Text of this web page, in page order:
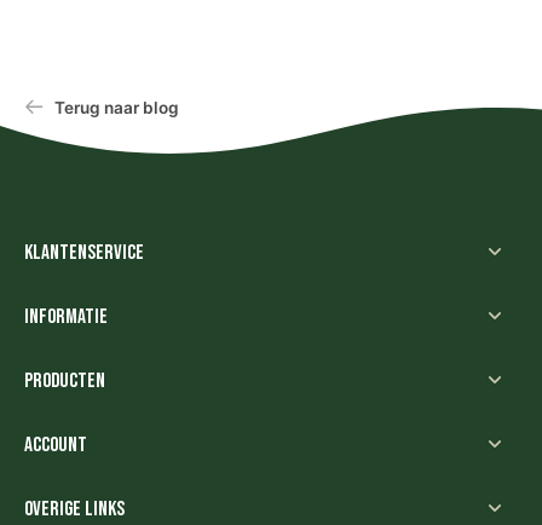
Terug naar blog
Klantenservice
Informatie
Producten
Account
Overige links